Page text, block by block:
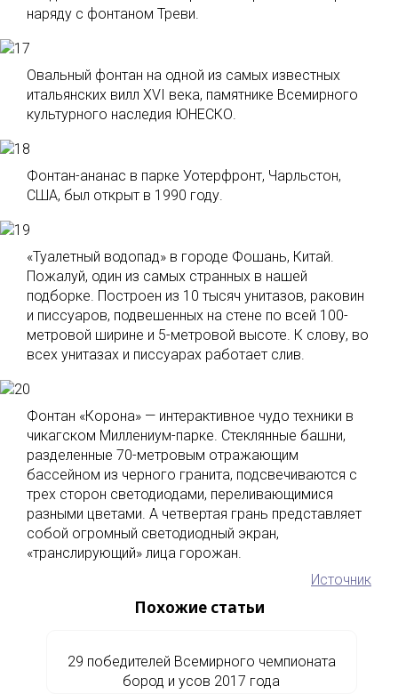
наряду с фонтаном Треви.
Овальный фонтан на одной из самых известных
итальянских вилл XVI века, памятнике Всемирного
культурного наследия ЮНЕСКО.
Фонтан-ананас в парке Уотерфронт, Чарльстон,
США, был открыт в 1990 году.
«Туалетный водопад» в городе Фошань, Китай.
Пожалуй, один из самых странных в нашей
подборке. Построен из 10 тысяч унитазов, раковин
и писсуаров, подвешенных на стене по всей 100-
метровой ширине и 5-метровой высоте. К слову, во
всех унитазах и писсуарах работает слив.
Фонтан «Корона» — интерактивное чудо техники в
чикагском Миллениум-парке. Стеклянные башни,
разделенные 70-метровым отражающим
бассейном из черного гранита, подсвечиваются с
трех сторон светодиодами, переливающимися
разными цветами. А четвертая грань представляет
собой огромный светодиодный экран,
«транслирующий» лица горожан.
Источник
Похожие статьи
29 победителей Всемирного чемпионата
бород и усов 2017 года